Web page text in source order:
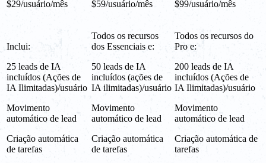
$29/usuário/mês $59/usuário/mês $99/usuário/mês
Inclui:
25 leads de IA
incluídos (Ações de
IA Ilimitadas)/usuário
Movimento
automático de lead
Criação automática
de tarefas
Todos os recursos
dos Essenciais e:
50 leads de IA
incluídos (ações de
IA ilimitadas)/usuário
Movimento
automático de lead
Criação automática
de tarefas
Todos os recursos do
Pro e:
200 leads de IA
incluídos (Ações de
IA Ilimitadas)/usuário
Movimento
automático de lead
Criação automática de
tarefas